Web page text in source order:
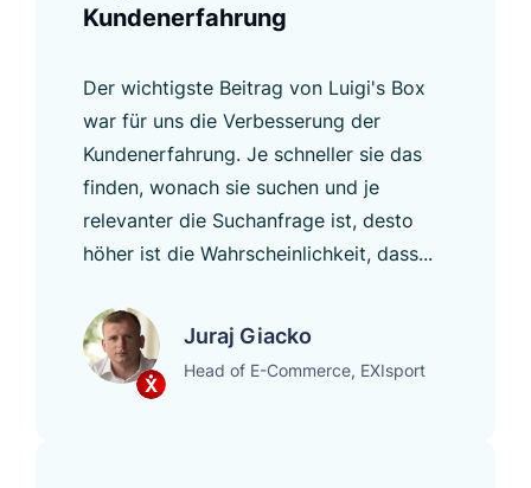
Kundenerfahrung
Der wichtigste Beitrag von Luigi's Box
war für uns die Verbesserung der
Kundenerfahrung. Je schneller sie das
finden, wonach sie suchen und je
relevanter die Suchanfrage ist, desto
höher ist die Wahrscheinlichkeit, dass...
Juraj Giacko
Head of E-Commerce, EXIsport